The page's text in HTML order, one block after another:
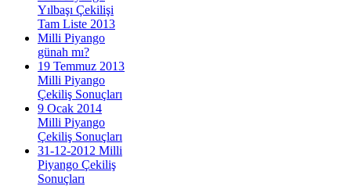
Yılbaşı Çekilişi
Tam Liste 2013
Milli Piyango
günah mı?
19 Temmuz 2013
Milli Piyango
Çekiliş Sonuçları
9 Ocak 2014
Milli Piyango
Çekiliş Sonuçları
31-12-2012 Milli
Piyango Çekiliş
Sonuçları